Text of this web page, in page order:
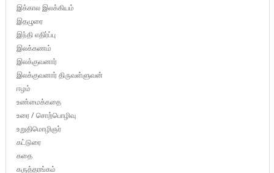
இக்கால இலக்கியம்
இதழுரை
இந்தி எதிர்ப்பு
இலக்கணம்
இலக்குவனார்
இலக்குவனார் திருவள்ளுவன்
ஈழம்
உண்மைக்கதை
உரை / சொற்பொழிவு
உறுதிமொழிஞர்
கட்டுரை
கதை
கருத்தரங்கம்